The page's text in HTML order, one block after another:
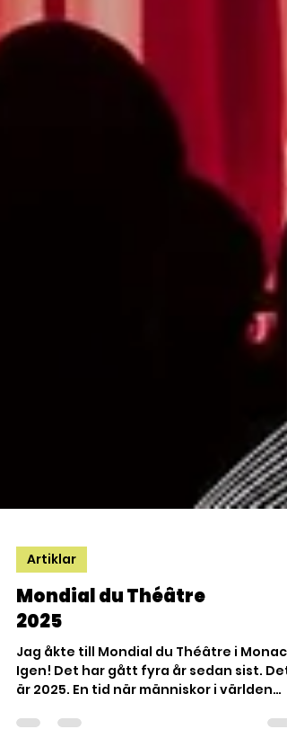
Artiklar
Mondial du Théâtre
2025
Jag åkte till Mondial du Théâtre i